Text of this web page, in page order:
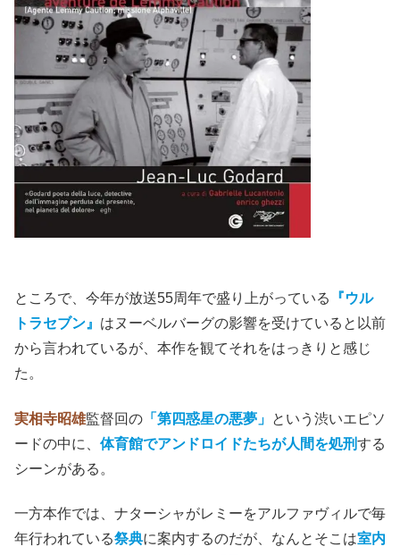
ところで、今年が放送55周年で盛り上がっている
『ウル
トラセブン』 はヌーベルバーグの影響を受けていると以前
から言われているが、本作を観てそれをはっきりと感じ
た。
実相寺昭雄監督回の 「第四惑星の悪夢」 という渋いエピソ
ードの中に、 体育館でアンドロイドたちが人間を処刑する
シーンがある。
一方本作では、ナターシャがレミーをアルファヴィルで毎
年行われている祭典に案内するのだが、なんとそこは室内